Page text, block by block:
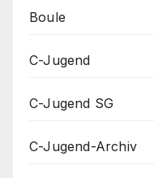
Boule
C-Jugend
C-Jugend SG
C-Jugend-Archiv